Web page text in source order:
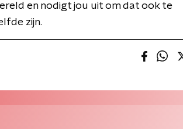
en nodigt jou uit om dat ook te
zijn.